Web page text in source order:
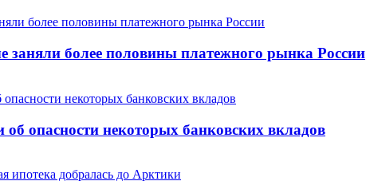
более половины платежного рынка России
об опасности некоторых банковских вкладов